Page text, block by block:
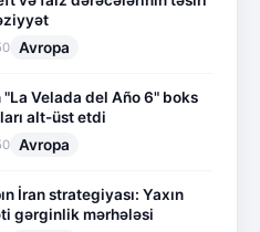
Avropa
"La Velada del Año 6" boks
alt-üst etdi
Avropa
İran strategiyası: Yaxın
gərginlik mərhələsi